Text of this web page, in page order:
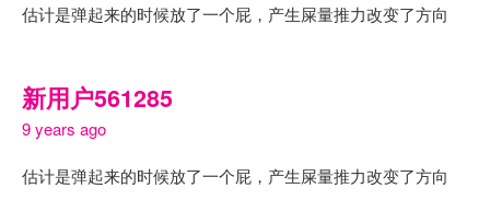
估计是弹起来的时候放了一个屁，产生屎量推力改变了方向
新用户561285
9 years ago
估计是弹起来的时候放了一个屁，产生屎量推力改变了方向